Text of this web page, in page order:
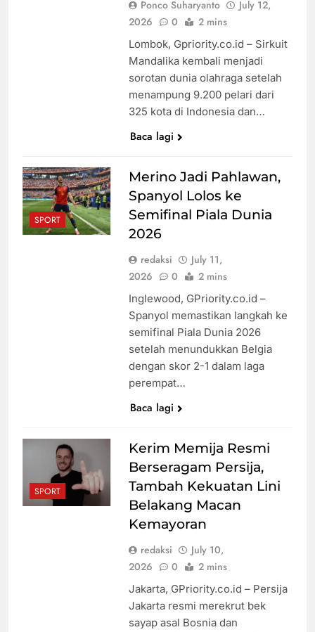
Ponco Suharyanto
July 12,
2026
0 2 mins
Lombok, Gpriority.co.id – Sirkuit
Mandalika kembali menjadi
sorotan dunia olahraga setelah
menampung 9.200 pelari dari
325 kota di Indonesia dan…
Baca lagi
SPORT
Merino Jadi Pahlawan,
Spanyol Lolos ke
Semifinal Piala Dunia
2026
redaksi
July 11,
2026
0 2 mins
Inglewood, GPriority.co.id –
Spanyol memastikan langkah ke
semifinal Piala Dunia 2026
setelah menundukkan Belgia
dengan skor 2-1 dalam laga
perempat…
Baca lagi
SPORT
Kerim Memija Resmi
Berseragam Persija,
Tambah Kekuatan Lini
Belakang Macan
Kemayoran
redaksi
July 10,
2026
0 2 mins
Jakarta, GPriority.co.id – Persija
Jakarta resmi merekrut bek
sayap asal Bosnia dan